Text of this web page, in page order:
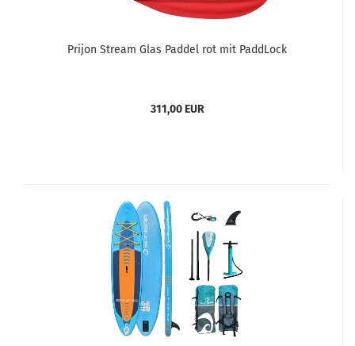
Prijon Stream Glas Paddel rot mit PaddLock
311,00 EUR